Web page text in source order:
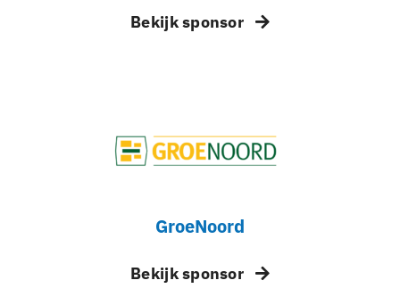
Bekijk sponsor
GroeNoord
Bekijk sponsor